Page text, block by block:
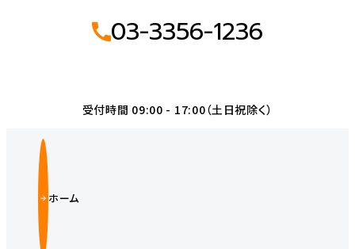
03-3356-1236
受付時間 09:00 - 17:00（土日祝除く）
ホーム